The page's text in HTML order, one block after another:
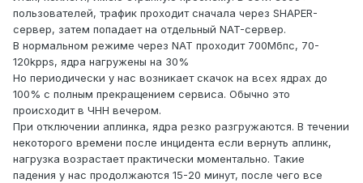
пользователей, трафик проходит сначала через SHAPER-
сервер, затем попадает на отдельный NAT-сервер.
В нормальном режиме через NAT проходит 700Мбпс, 70-
120kpps, ядра нагружены на 30%
Но периодически у нас возникает скачок на всех ядрах до
100% с полным прекращением сервиса. Обычно это
происходит в ЧНН вечером.
При отключении аплинка, ядра резко разгружаются. В течении
некоторого времени после инцидента если вернуть аплинк,
нагрузка возрастает практически моментально. Такие
падения у нас продолжаются 15-20 минут, после чего все